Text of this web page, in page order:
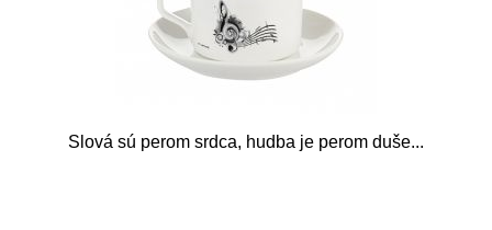
Slová sú perom srdca, hudba je perom duše...